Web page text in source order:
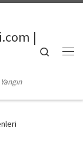
|
Search